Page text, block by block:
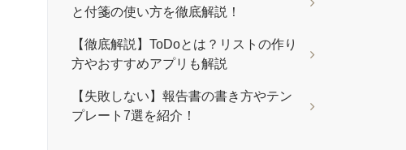
と付箋の使い方を徹底解説！
【徹底解説】ToDoとは？リストの作り
方やおすすめアプリも解説
【失敗しない】報告書の書き方やテン
プレート7選を紹介！